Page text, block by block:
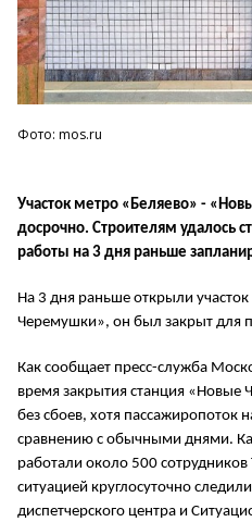
Фото: mos.ru
Участок метро «Беляево» -
досрочно. Строителям удалось
работы на 3 дня раньше
На 3 дня раньше открыли
Черемушки», он был закрыт для
Как сообщает пресс-служба
время закрытия станция «Новые
без сбоев, хотя пассажиропоток
сравнению с обычными днями.
работали около 500
ситуацией круглосуточно
диспетчерского центра и